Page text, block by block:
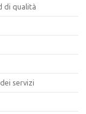
di qualità
servizi